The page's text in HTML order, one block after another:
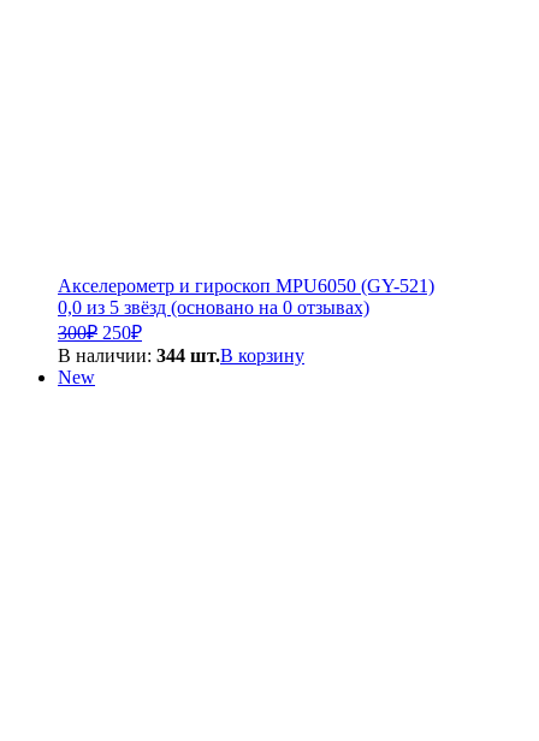
Акселерометр и гироскоп MPU6050 (GY-521)
0,0 из 5 звёзд (основано на 0 отзывах)
300₽ Первоначальная
цена
250₽Текущая
цена:
В наличии: 344 шт.В корзину
New